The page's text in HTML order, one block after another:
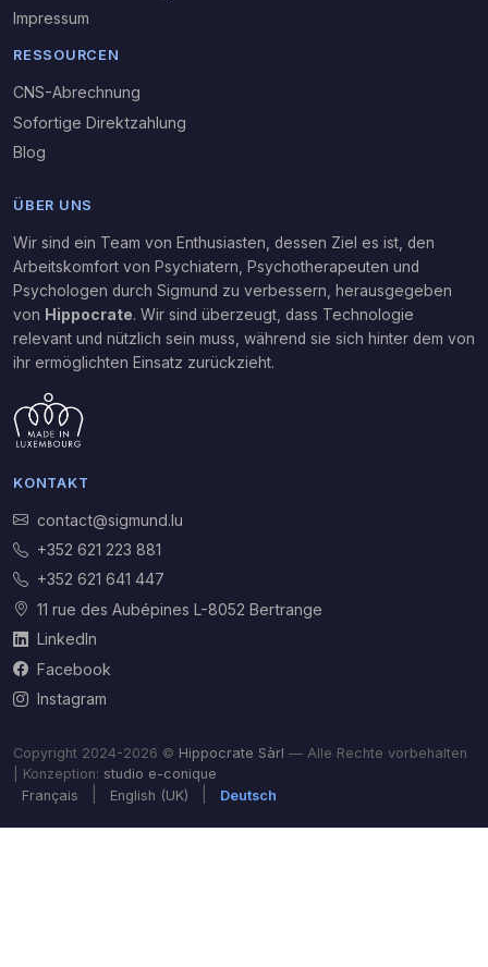
Impressum
RESSOURCEN
CNS-Abrechnung
Sofortige Direktzahlung
Blog
ÜBER UNS
Wir sind ein Team von Enthusiasten, dessen Ziel es ist, den
Arbeitskomfort von Psychiatern, Psychotherapeuten und
Psychologen durch Sigmund zu verbessern, herausgegeben
von Hippocrate. Wir sind überzeugt, dass Technologie
relevant und nützlich sein muss, während sie sich hinter dem von
ihr ermöglichten Einsatz zurückzieht.
KONTAKT
contact@sigmund.lu
+352 621 223 881
+352 621 641 447
11 rue des Aubépines L-8052 Bertrange
LinkedIn
Facebook
Instagram
Copyright 2024-2026 © Hippocrate Sàrl — Alle Rechte vorbehalten
| Konzeption: studio e-conique
Français
English (UK) Deutsch